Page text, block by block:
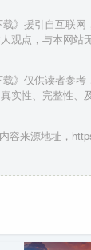
》援引自互联网
观点，与本网站
》仅供读者参考
实性、完整性、
容来源地址，